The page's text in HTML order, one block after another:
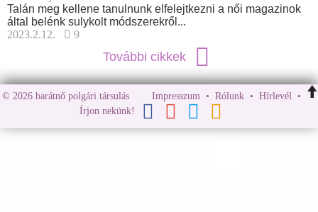
Talán meg kellene tanulnunk elfelejtkezni a női magazinok
által belénk sulykolt módszerekről...
2023.2.12.
9
További cikkek
© 2026 barátnő polgári társulás Impresszum• Rólunk• Hírlevél•
Írjon nekünk!